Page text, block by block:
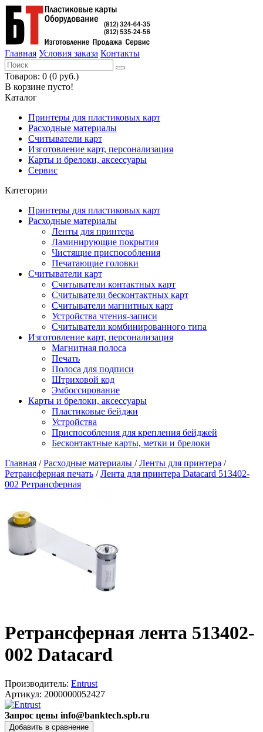
Главная Условия заказа Контакты
Товаров: 0 (0 руб.)
В корзине пусто!
Каталог
Принтеры для пластиковых карт
Расходные материалы
Считыватели карт
Изготовление карт, персонализация
Карты и брелоки, аксессуары
Сервис
Категории
Принтеры для пластиковых карт
Расходные материалы
Ленты для принтера
Ламинирующие покрытия
Чистящие приспособления
Печатающие головки
Считыватели карт
Считыватели контактных карт
Считыватели бесконтактных карт
Считыватели магнитных карт
Устройства чтения-записи
Считыватели комбинированного типа
Изготовление карт, персонализация
Магнитная полоса
Печать
Полоса для подписи
Штриховой код
Эмбоссирование
Карты и брелоки, аксессуары
Пластиковые бейджи
Устройства
Приспособления для крепления бейджей
Бесконтактные карты, метки и брелоки
Главная / Расходные материалы / Ленты для принтера /
Ретрансферная печать / Лента для принтера Datacard 513402-
002 Ретрансферная
Ретрансферная лента 513402-
002 Datacard
Производитель: Entrust
Артикул: 2000000052427
Запрос цены info@banktech.spb.ru